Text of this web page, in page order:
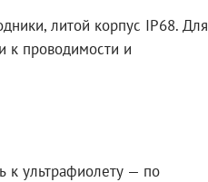
литой корпус IP68. Для
к проводимости и
к ультрафиолету — по